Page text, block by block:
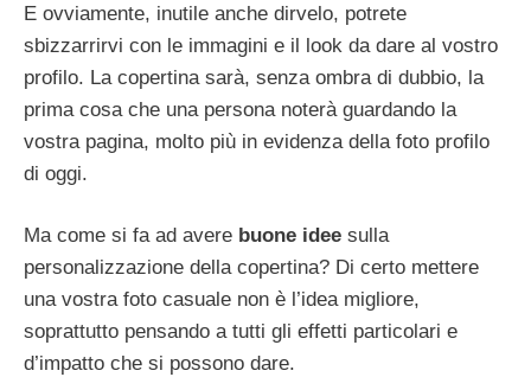
E ovviamente, inutile anche dirvelo, potrete
sbizzarrirvi con le immagini e il look da dare al vostro
profilo. La copertina sarà, senza ombra di dubbio, la
prima cosa che una persona noterà guardando la
vostra pagina, molto più in evidenza della foto profilo
di oggi.
Ma come si fa ad avere buone idee sulla
personalizzazione della copertina? Di certo mettere
una vostra foto casuale non è l’idea migliore,
soprattutto pensando a tutti gli effetti particolari e
d’impatto che si possono dare.